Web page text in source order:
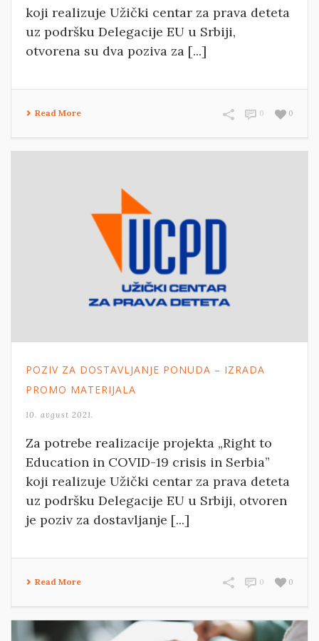
koji realizuje Užički centar za prava deteta
uz podršku Delegacije EU u Srbiji,
otvorena su dva poziva za [...]
Read More 0
0
POZIV ZA DOSTAVLJANJE PONUDA – IZRADA
PROMO MATERIJALA
10. avgust 2021.
Za potrebe realizacije projekta „Right to
Education in COVID-19 crisis in Serbia”
koji realizuje Užički centar za prava deteta
uz podršku Delegacije EU u Srbiji, otvoren
je poziv za dostavljanje [...]
Read More 0
0